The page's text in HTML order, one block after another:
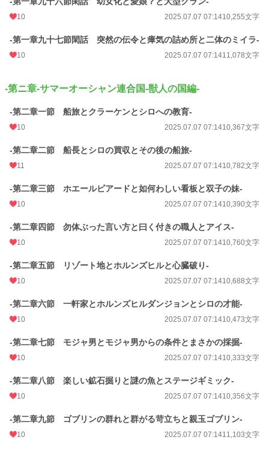
10 2025.07.07 07:1410,255文字
-第一章九十七節閑話 突然の伝令と瘴気の詰め所と二体のミイラ-
10 2025.07.07 07:1411,078文字
-第ニ章-サマーオーシャン連合国-獣人の国編-
-第二章一節 船旅とクラーケンとシロへの教育-
10 2025.07.07 07:1410,367文字
-第二章二節 船長とシロの買収とその後の船旅-
11 2025.07.07 07:1410,782文字
-第二章三節 ホエールビアードと如何わしい看板と双子の妹-
10 2025.07.07 07:1410,390文字
-第二章四節 勿体ぶった言い方と曰く付きの職人とアイス-
10 2025.07.07 07:1410,760文字
-第二章五節 リゾート地とホルンズヒルと心臓破り-
10 2025.07.07 07:1410,688文字
-第二章六節 一軒家とホルンズヒルダンジョンとシロの才能-
10 2025.07.07 07:1410,473文字
-第二章七節 モジャ男とモジャ男からの条件とまさかの採掘-
10 2025.07.07 07:1410,333文字
-第二章八節 楽しい鉱石掘りと謎の魚とステージギミック-
10 2025.07.07 07:1410,356文字
-第二章九節 ゴブリンの群れと群がる苛立ちと親玉ゴブリン-
10 2025.07.07 07:1411,103文字